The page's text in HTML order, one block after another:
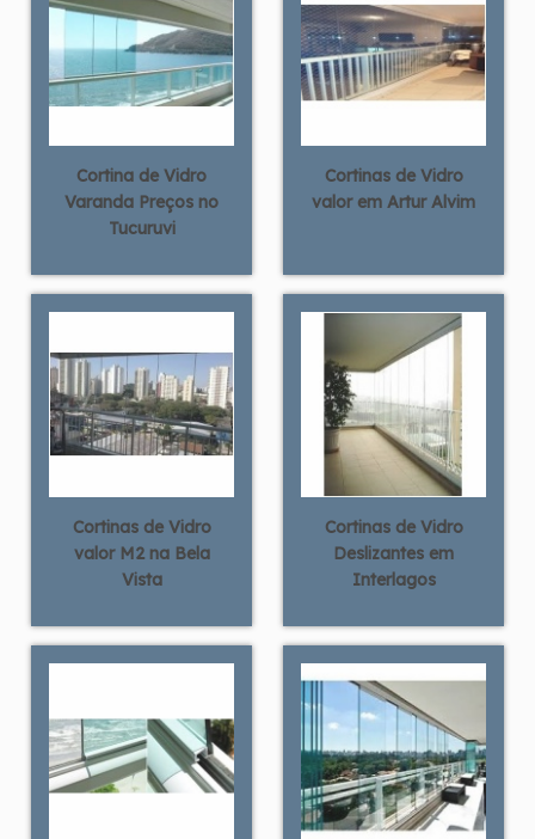
Cortina de Vidro
Varanda Preços no
Tucuruvi
Cortinas de Vidro
valor em Artur Alvim
Cortinas de Vidro
valor M2 na Bela
Vista
Cortinas de Vidro
Deslizantes em
Interlagos